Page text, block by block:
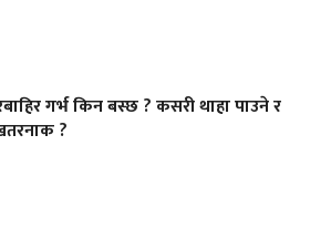
गर्भ किन बस्छ ? कसरी थाहा पाउने र
?